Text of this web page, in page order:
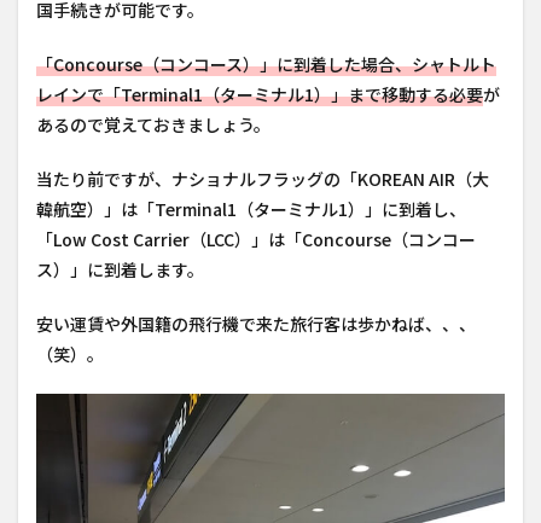
国手続きが可能です。
「Concourse（コンコース）」に到着した場合、シャトルト
レインで「Terminal1（ターミナル1）」まで移動する必要が
あるので覚えておきましょう。
当たり前ですが、ナショナルフラッグの「KOREAN AIR（大
韓航空）」は「Terminal1（ターミナル1）」に到着し、
「Low Cost Carrier（LCC）」は「Concourse（コンコー
ス）」に到着します。
安い運賃や外国籍の飛行機で来た旅行客は歩かねば、、、
（笑）。